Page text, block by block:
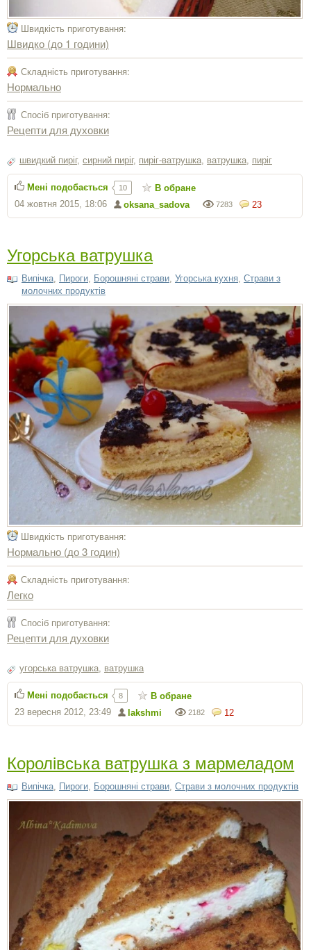
Швидкість приготування:
Швидко (до 1 години)
Складність приготування:
Нормально
Спосіб приготування:
Рецепти для духовки
швидкий пиріг, сирний пиріг, пиріг-ватрушка, ватрушка, пиріг
23
7283
oksana_sadova
04 жовтня 2015, 18:06
Мені подобається 10 В обране
Угорська ватрушка
Випічка, Пироги, Борошняні страви, Угорська кухня, Страви з
молочних продуктів
Швидкість приготування:
Нормально (до 3 годин)
Складність приготування:
Легко
Спосіб приготування:
Рецепти для духовки
угорська ватрушка, ватрушка
12
2182
lakshmi
23 вересня 2012, 23:49
Мені подобається 8 В обране
Королівська ватрушка з мармеладом
Випічка, Пироги, Борошняні страви, Страви з молочних продуктів